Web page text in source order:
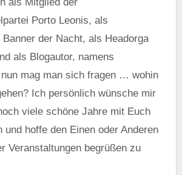
Porto Leonis, als
der Nacht, als Headorga
als Blogautor, namens
mag man sich fragen … wohin
Ich persönlich wünsche mir
viele schöne Jahre mit Euch
und hoffe den Einen oder Anderen
Veranstaltungen begrüßen zu